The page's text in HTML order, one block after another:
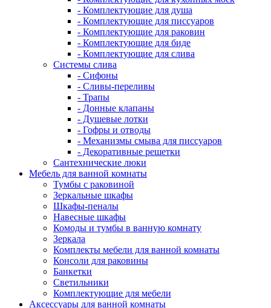
- Комплектующие для душа
- Комплектующие для писсуаров
- Комплектующие для раковин
- Комплектующие для биде
- Комплектующие для слива
Системы слива
- Сифоны
- Сливы-переливы
- Трапы
- Донные клапаны
- Душевые лотки
- Гофры и отводы
- Механизмы смыва для писсуаров
- Декоративные решетки
Сантехнические люки
Мебель для ванной комнаты
Тумбы с раковиной
Зеркальные шкафы
Шкафы-пеналы
Навесные шкафы
Комоды и тумбы в ванную комнату
Зеркала
Комплекты мебели для ванной комнаты
Консоли для раковины
Банкетки
Светильники
Комплектующие для мебели
Аксессуары для ванной комнаты